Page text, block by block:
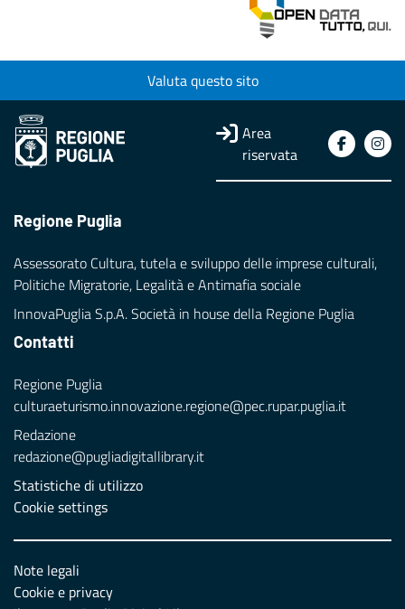
Valuta questo sito
Area
riservata
Regione Puglia
Assessorato Cultura, tutela e sviluppo delle imprese culturali,
Politiche Migratorie, Legalità e Antimafia sociale
InnovaPuglia S.p.A. Società in house della Regione Puglia
Contatti
Regione Puglia
culturaeturismo.innovazione.regione@pec.rupar.puglia.it
Redazione
redazione@pugliadigitallibrary.it
Statistiche di utilizzo
Cookie settings
Note legali
Cookie e privacy